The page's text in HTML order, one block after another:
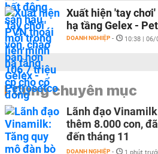
Xuất hiện 'tay
hạ tầng Gelex -
DOANH NGHIỆP - 10:38 |
Cùng chuyên mục
Lãnh đạo
thêm 8.000 con,
đến tháng 11
DOANH NGHIỆP -